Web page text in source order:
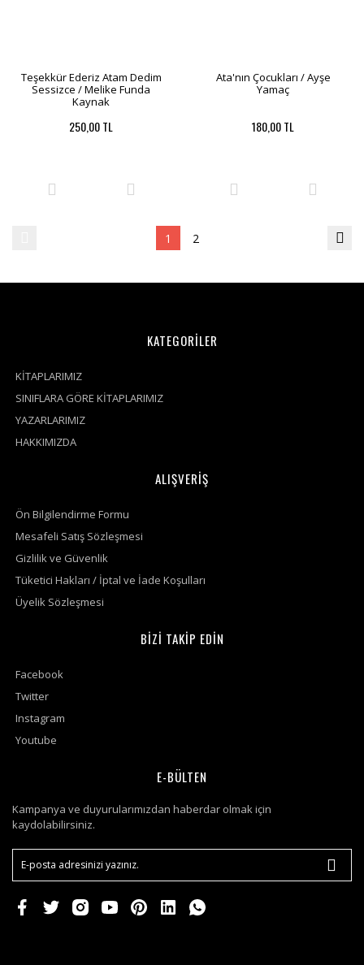
Teşekkür Ederiz Atam Dedim
Sessizce / Melike Funda
Kaynak
250,00 TL
Ata'nın Çocukları / Ayşe
Yamaç
180,00 TL
1 2
KATEGORİLER
KİTAPLARIMIZ
SINIFLARA GÖRE KİTAPLARIMIZ
YAZARLARIMIZ
HAKKIMIZDA
ALIŞVERİŞ
Ön Bilgilendirme Formu
Mesafeli Satış Sözleşmesi
Gizlilik ve Güvenlik
Tüketici Hakları / İptal ve İade Koşulları
Üyelik Sözleşmesi
BİZİ TAKİP EDİN
Facebook
Twitter
Instagram
Youtube
E-BÜLTEN
Kampanya ve duyurularımızdan haberdar olmak için
kaydolabilirsiniz.